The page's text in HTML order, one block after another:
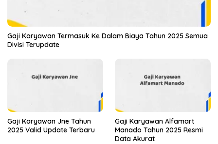
Gaji Karyawan Termasuk Ke Dalam Biaya Tahun 2025 Semua
Divisi Terupdate
Gaji Karyawan Jne Tahun
2025 Valid Update Terbaru
Gaji Karyawan Alfamart
Manado Tahun 2025 Resmi
Data Akurat